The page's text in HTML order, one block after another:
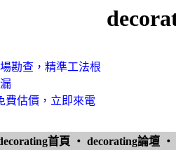
勘查，精準工法根
費估價，立即來電
首頁 ‧ decorating論壇 ‧